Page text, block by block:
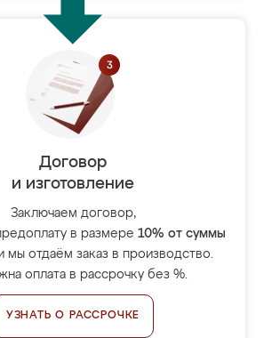
Договор
и изготовление
Заключаем договор,
в размере 10% от суммы
мы отдаём заказ в производство.
оплата в рассрочку без %.
УЗНАТЬ О РАССРОЧКЕ